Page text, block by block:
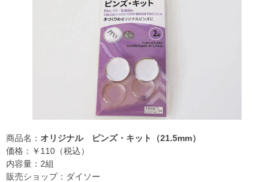
商品名： オリジナル ピンズ・キット（21.5mm）
価格：￥110（税込）
内容量：2組
販売ショップ：ダイソー